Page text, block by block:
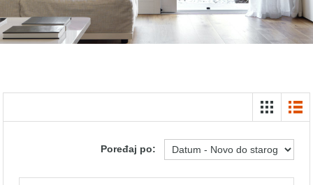
Poređaj po: